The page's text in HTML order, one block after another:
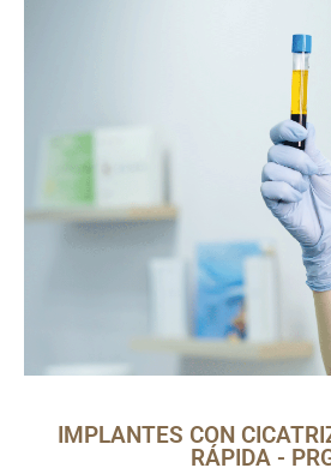
IMPLANTES CON
RÁPIDA -